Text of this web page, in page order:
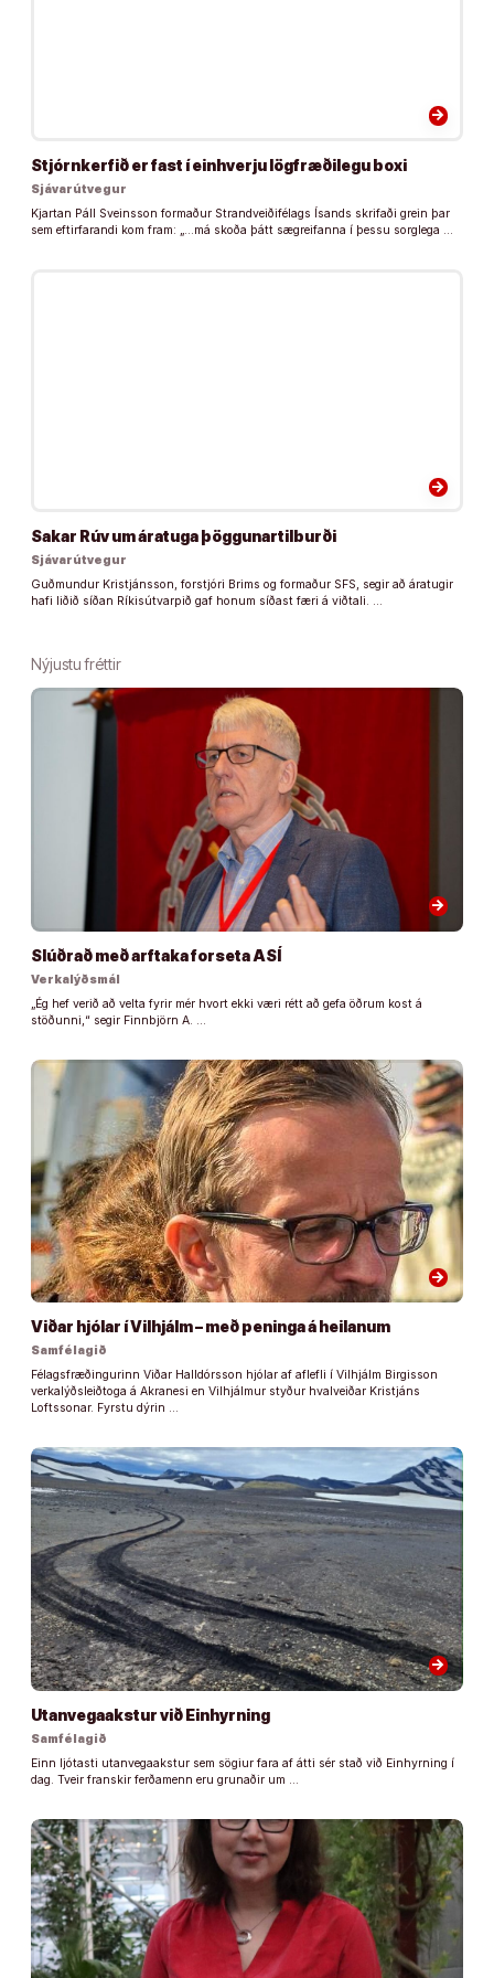
arrow_forward
Stjórnkerfið er fast í einhverju lögfræðilegu boxi
Sjávarútvegur
Kjartan Páll Sveinsson formaður Strandveiðifélags Ísands skrifaði grein þar
sem eftirfarandi kom fram: „…má skoða þátt sægreifanna í þessu sorglega …
arrow_forward
Sakar Rúv um áratuga þöggunartilburði
Sjávarútvegur
Guðmundur Kristjánsson, forstjóri Brims og formaður SFS, segir að áratugir
hafi liðið síðan Ríkisútvarpið gaf honum síðast færi á viðtali. …
Nýjustu fréttir
arrow_forward
Slúðrað með arftaka forseta ASÍ
Verkalýðsmál
„Ég hef verið að velta fyrir mér hvort ekki væri rétt að gefa öðrum kost á
stöðunni,“ segir Finnbjörn A. …
arrow_forward
Viðar hjólar í Vilhjálm – með peninga á heilanum
Samfélagið
Félagsfræðingurinn Viðar Halldórsson hjólar af aflefli í Vilhjálm Birgisson
verkalýðsleiðtoga á Akranesi en Vilhjálmur styður hvalveiðar Kristjáns
Loftssonar. Fyrstu dýrin …
arrow_forward
Utanvegaakstur við Einhyrning
Samfélagið
Einn ljótasti utanvegaakstur sem sögiur fara af átti sér stað við Einhyrning í
dag. Tveir franskir ferðamenn eru grunaðir um …